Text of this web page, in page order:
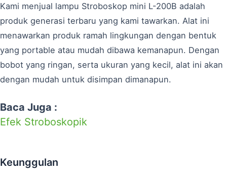
Kami menjual lampu Stroboskop mini L-200B adalah
produk generasi terbaru yang kami tawarkan. Alat ini
menawarkan produk ramah lingkungan dengan bentuk
yang portable atau mudah dibawa kemanapun. Dengan
bobot yang ringan, serta ukuran yang kecil, alat ini akan
dengan mudah untuk disimpan dimanapun.
Baca Juga :
Efek Stroboskopik
Keunggulan